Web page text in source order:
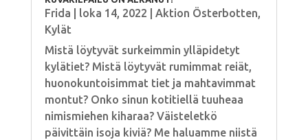
Frida loka 14, 2022 Aktion Österbotten,
Kylät
Mistä löytyvät surkeimmin ylläpidetyt
kylätiet? Mistä löytyvät rumimmat reiät,
huonokuntoisimmat tiet ja mahtavimmat
montut? Onko sinun kotitiellä tuuheaa
nimismiehen kiharaa? Väisteletkö
päivittäin isoja kiviä? Me haluamme niistä